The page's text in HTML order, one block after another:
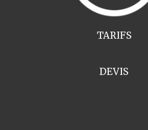
TARIFS
DEVIS